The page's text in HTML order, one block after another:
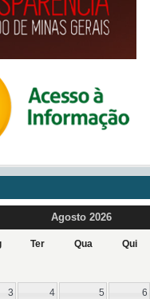
Agosto 2026
Ter Qua Qui
3 4 5 6